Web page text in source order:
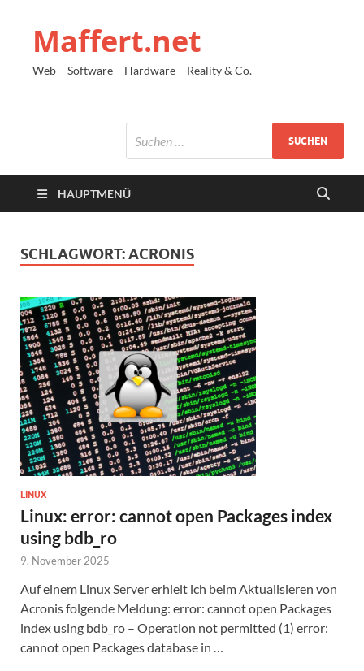
Maffert.net
Web – Software – Hardware – Reality & Co.
HAUPTMENÜ
SCHLAGWORT:ACRONIS
LINUX
Linux: error: cannot open Packages index
using bdb_ro
9. November 2025
Auf einem Linux Server erhielt ich beim Aktualisieren von
Acronis folgende Meldung: error: cannot open Packages
index using bdb_ro – Operation not permitted (1) error:
cannot open Packages database in …